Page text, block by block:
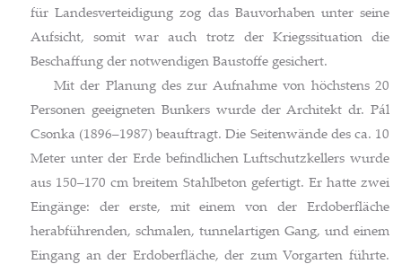
für Landesverteidigung zog das Bauvorhaben unter seine
Aufsicht, somit war auch trotz der Kriegssituation die
Beschaffung der notwendigen Baustoffe gesichert.
Mit der Planung des zur Aufnahme von höchstens 20
Personen geeigneten Bunkers wurde der Architekt dr. Pál
Csonka (1896–1987) beauftragt. Die Seitenwände des ca. 10
Meter unter der Erde befindlichen Luftschutzkellers wurde
aus 150–170 cm breitem Stahlbeton gefertigt. Er hatte zwei
Eingänge: der erste, mit einem von der Erdoberfläche
herabführenden, schmalen, tunnelartigen Gang, und einem
Eingang an der Erdoberfläche, der zum Vorgarten führte.